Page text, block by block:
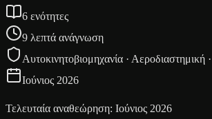
6 ενότητες
9 λεπτά ανάγνωση
Αυτοκινητοβιομηχανία · Αεροδιαστημική
Ιούνιος 2026
Τελευταία αναθεώρηση: Ιούνιος 2026